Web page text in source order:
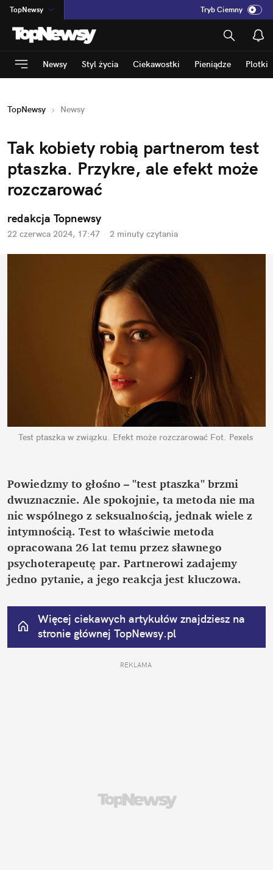
TopNewsy
na:Temat
INN:Poland
ASZ:dziennik
dad:HERO
Tryb Ciemny
Newsy Styl życia Ciekawostki Pieniądze Plotki
TopNewsy Newsy
Tak kobiety robią partnerom test
ptaszka. Przykre, ale efekt może
rozczarować
redakcja Topnewsy
22 czerwca 2024, 17:47 · 2 minuty czytania
Test ptaszka w związku. Efekt może rozczarować Fot. Pexels
Powiedzmy to głośno – "test ptaszka" brzmi
dwuznacznie. Ale spokojnie, ta metoda nie ma
nic wspólnego z seksualnością, jednak wiele z
intymnością. Test to właściwie metoda
opracowana 26 lat temu przez sławnego
psychoterapeutę par. Partnerowi zadajemy
jedno pytanie, a jego reakcja jest kluczowa.
Więcej ciekawych artykułów znajdziesz na
stronie głównej TopNewsy.pl
REKLAMA